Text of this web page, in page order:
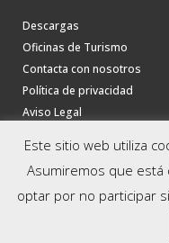
Descargas
Oficinas de Turismo
Contacta con nosotros
Política de privacidad
Aviso Legal
Este sitio web utiliza
Asumiremos que
optar por no participar